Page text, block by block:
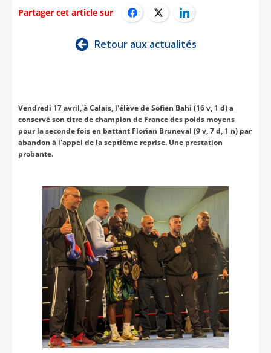
Partager cet article sur
Retour aux actualités
Vendredi 17 avril, à Calais, l'élève de Sofien Bahi (16 v, 1 d) a
conservé son titre de champion de France des poids moyens
pour la seconde fois en battant Florian Bruneval (9 v, 7 d, 1 n) par
abandon à l'appel de la septième reprise. Une prestation
probante.